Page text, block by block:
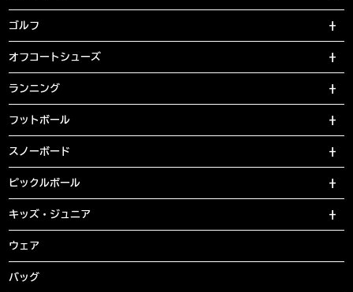
ゴルフ
オフコートシューズ
ランニング
フットボール
スノーボード
ピックルボール
キッズ・ジュニア
ウェア
バッグ